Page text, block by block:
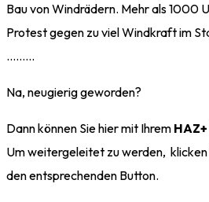
Bau von Windrädern. Mehr als 1000
Protest gegen zu viel Windkraft im
………
Na, neugierig geworden?
Dann können Sie hier mit Ihrem
Um weitergeleitet zu werden,
den entsprechenden Button.